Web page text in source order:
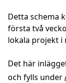
Detta schema
första två
lokala projekt i
Det här
och fylls under